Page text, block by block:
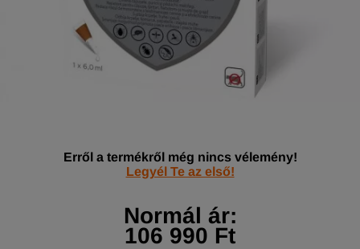
Erről a termékről még nincs vélemény!
Legyél Te az első!
Normál ár:
106 990 Ft